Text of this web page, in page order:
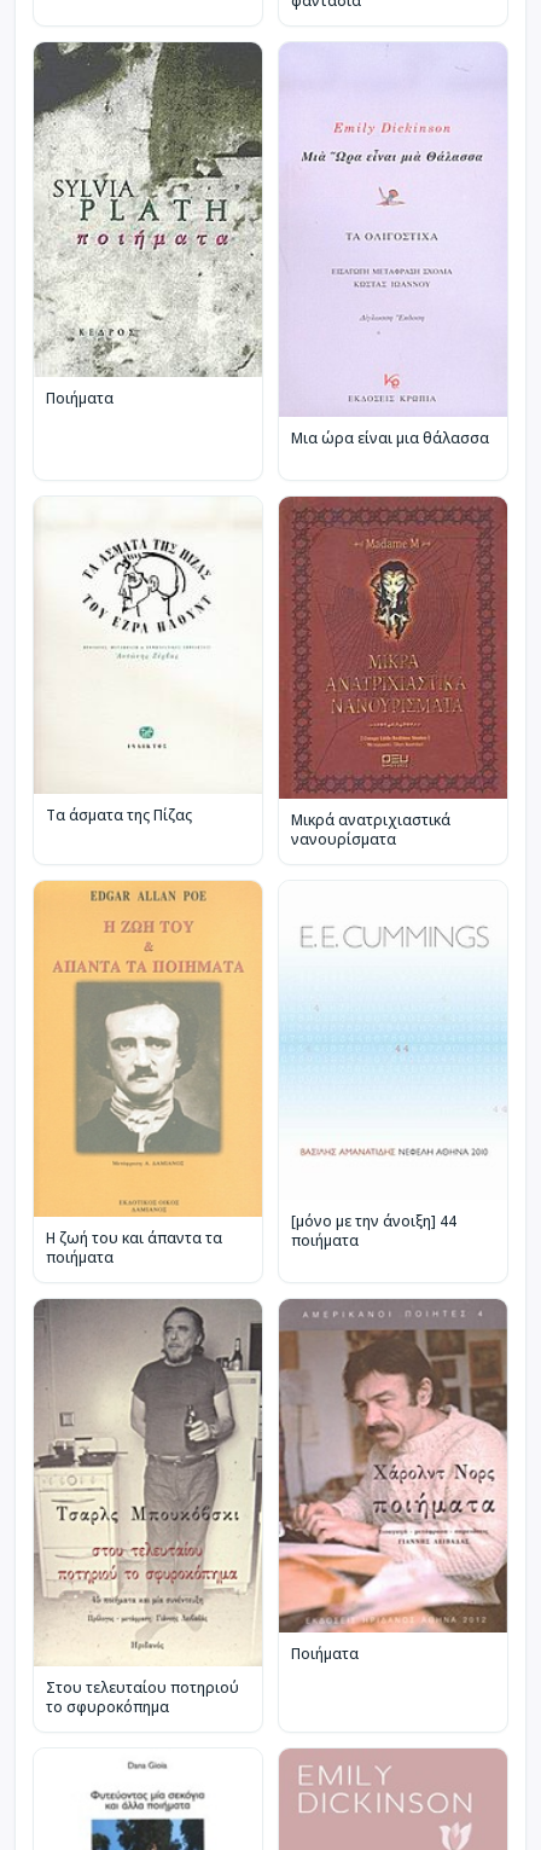
Ποιήματα
Μια ώρα είναι μια θάλασσα
Τα άσματα της Πίζας
Μικρά ανατριχιαστικά
νανουρίσματα
Η ζωή του και άπαντα τα
ποιήματα
[μόνο με την άνοιξη] 44
ποιήματα
Στου τελευταίου ποτηριού
το σφυροκόπημα
Ποιήματα